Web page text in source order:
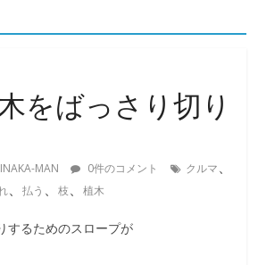
をばっさり切り
INAKA-MAN 0件のコメント クルマ、
、払う 、枝、植木
するためのスロープが